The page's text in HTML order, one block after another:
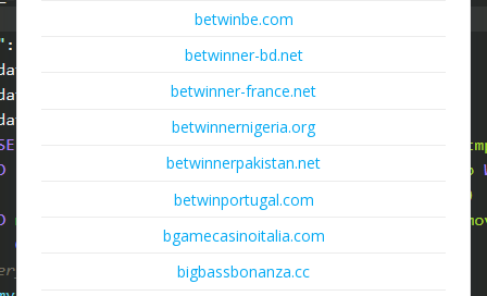
betwinbe.com
betwinner-bd.net
betwinner-france.net
betwinnernigeria.org
betwinnerpakistan.net
betwinportugal.com
bgamecasinoitalia.com
bigbassbonanza.cc